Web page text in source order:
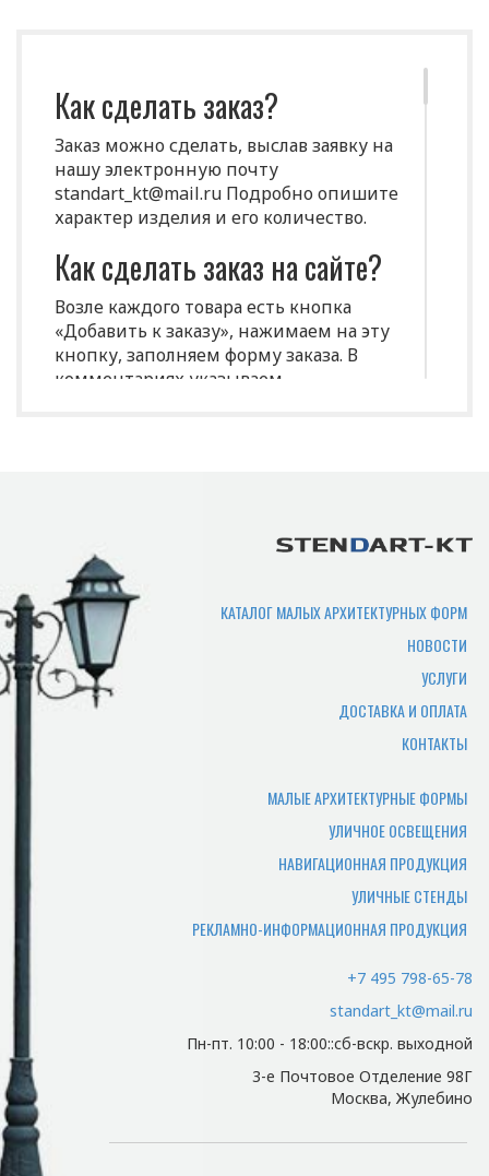
Как сделать заказ?
Заказ можно сделать, выслав заявку на
нашу электронную почту
standart_kt@mail.ru Подробно опишите
характер изделия и его количество.
Как сделать заказ на сайте?
Возле каждого товара есть кнопка
«Добавить к заказу», нажимаем на эту
кнопку, заполняем форму заказа. В
комментариях указываем
Срок производства продукции зависит
от нужного количества изделий,
сложности изготовления,
загруженности производства. В
среднем составляет 7-10 рабочих дней.
Где можно самому забрать
производства, или по адресу офиса.
Какие документы нужны
чтобы забрать заказ
Есть ли у нас доставка и
Мы осуществляем доставку по Москве
КАТАЛОГ МАЛЫХ АРХИТЕКТУРНЫХ ФОРМ
НОВОСТИ
УСЛУГИ
ДОСТАВКА И ОПЛАТА
КОНТАКТЫ
МАЛЫЕ АРХИТЕКТУРНЫЕ ФОРМЫ
УЛИЧНОЕ ОСВЕЩЕНИЯ
НАВИГАЦИОННАЯ ПРОДУКЦИЯ
УЛИЧНЫЕ СТЕНДЫ
РЕКЛАМНО-ИНФОРМАЦИОННАЯ ПРОДУКЦИЯ
+7 495 798-65-78
standart_kt@mail.ru
Пн-пт. 10:00 - 18:00::сб-вскр. выходной
3-е Почтовое Отделение 98Г
Москва, Жулебино